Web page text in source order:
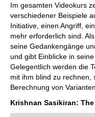
Im gesamten Videokurs
verschiedener Beispiele
Initiative, einen Angriff,
mehr erforderlich sind.
seine Gedankengänge
und gibt Einblicke in
Gelegentlich werden die
mit ihm blind zu rechnen,
Berechnung von
Krishnan Sasikiran: